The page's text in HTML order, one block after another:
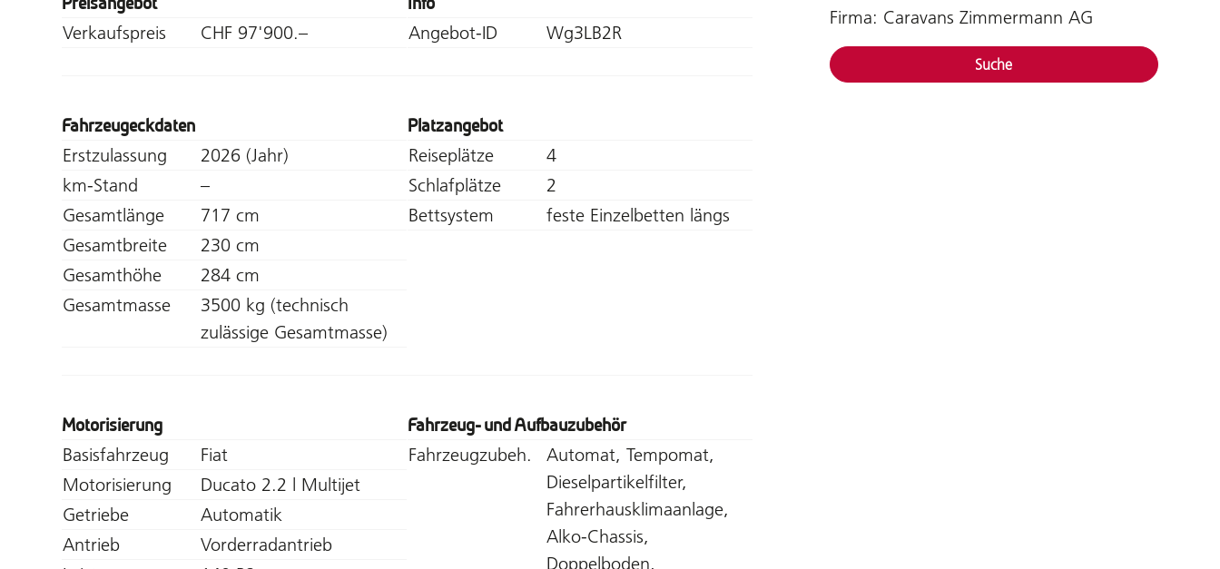
Verkaufspreis CHF 97'900.– Angebot-ID Wg3LB2R
Fahrzeugeckdaten
Erstzulassung
2026 (Jahr)
km-Stand
–
Gesamtlänge
717 cm
Gesamtbreite
230 cm
Gesamthöhe
284 cm
Gesamtmasse
3500 kg (technisch
zulässige Gesamtmasse)
Platzangebot
Reiseplätze
4
Schlafplätze
2
Bettsystem
feste Einzelbetten längs
Motorisierung
Basisfahrzeug
Fiat
Motorisierung
Ducato 2.2 l Multijet
Getriebe
Automatik
Antrieb
Vorderradantrieb
Fahrzeug- und Aufbauzubehör
Fahrzeugzubeh.
Automat, Tempomat,
Dieselpartikelfilter,
Fahrerhausklimaanlage,
Alko-Chassis,
Doppelboden,
Firma: Caravans Zimmermann AG
Suche